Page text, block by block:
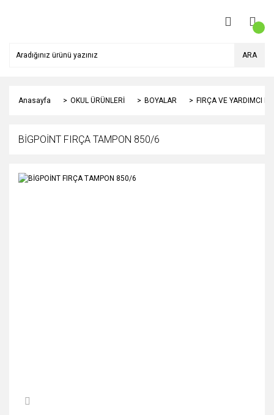
ARA
Anasayfa OKUL ÜRÜNLERİ BOYALAR FIRÇA VE YARDIMCI
BİGPOİNT FIRÇA TAMPON 850/6